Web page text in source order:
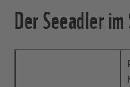
Der Seeadler